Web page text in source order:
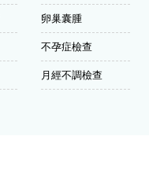
卵巢囊腫
不孕症檢查
月經不調檢查